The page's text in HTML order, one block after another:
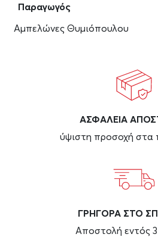
Παραγωγός
Αμπελώνες Θυμιόπουλου
ΑΣΦAΛΕΙΑ
ύψιστη προσοχή στα
ΓΡΗΓΟΡΑ ΣΤΟ
Αποστολή εντός